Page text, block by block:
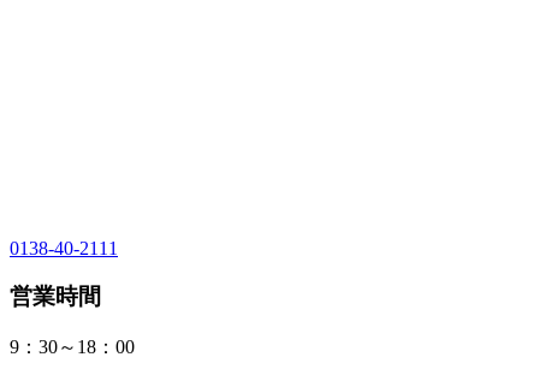
0138-40-2111
営業時間
9：30～18：00